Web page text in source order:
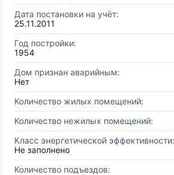
Дата постановки на учёт:
25.11.2011
Год постройки:
1954
Дом признан аварийным:
Нет
Количество жилых помещений:
Количество нежилых помещений:
Класс энергетической эффективности:
Не заполнено
Количество подъездов: